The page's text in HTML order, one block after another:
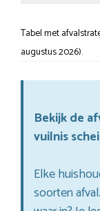
Tabel met
augustus 2026).
Bekijk de
vuilnis
Elke
soorten